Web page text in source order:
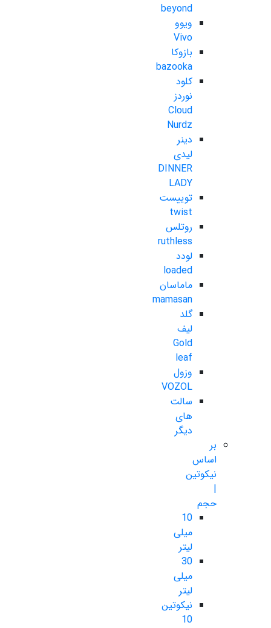
beyond
ویوو
Vivo
بازوکا
bazooka
کلود
نوردز
Cloud
Nurdz
دینر
لیدی
DINNER
LADY
توییست
twist
روتلس
ruthless
لودد
loaded
ماماسان
mamasan
گلد
لیف
Gold
leaf
وزول
VOZOL
سالت
های
دیگر
بر
اساس
نیکوتین
|
حجم
10
میلی
لیتر
30
میلی
لیتر
نیکوتین
10